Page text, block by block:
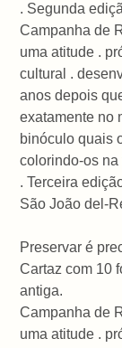
. Segunda
Campanha de
uma atitude .
cultural .
anos depois
exatamente no
binóculo quais
colorindo-os na
. Terceira
São João del-
Preservar é
Cartaz com 10
antiga.
Campanha de
uma atitude .